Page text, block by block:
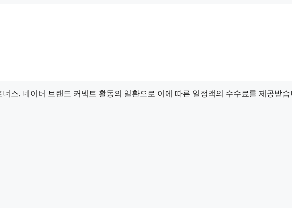
스, 네이버 브랜드 커넥트 활동의 일환으로 이에 따른 일정액의 수수료를 제공받습